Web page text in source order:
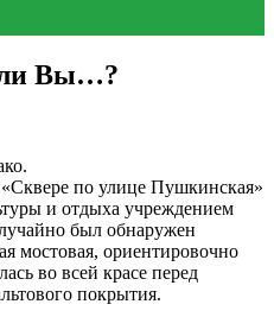
ли Вы…?
по улице Пушкинская»
и отдыха учреждением
был обнаружен
мостовая, ориентировочно
во всей красе перед
покрытия.